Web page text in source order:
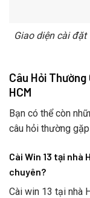
Giao diện cài
Câu Hỏi Thường
HCM
Bạn có thể còn
câu hỏi thường
Cài Win 13 tại nhà
chuyên?
Cài win 13 tại nhà